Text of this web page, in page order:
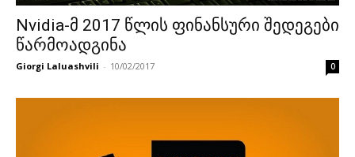
Nvidia-მ 2017 წლის ფინანსური შედეგები
წარმოადგინა
Giorgi Laluashvili - 10/02/2017 0